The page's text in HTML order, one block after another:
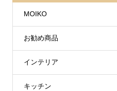
MOIKO
お勧め商品
インテリア
キッチン